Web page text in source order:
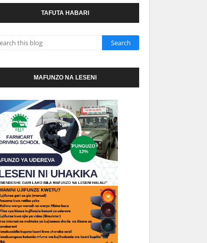
TAFUTA HABARI
MAFUNZO NA LESENI